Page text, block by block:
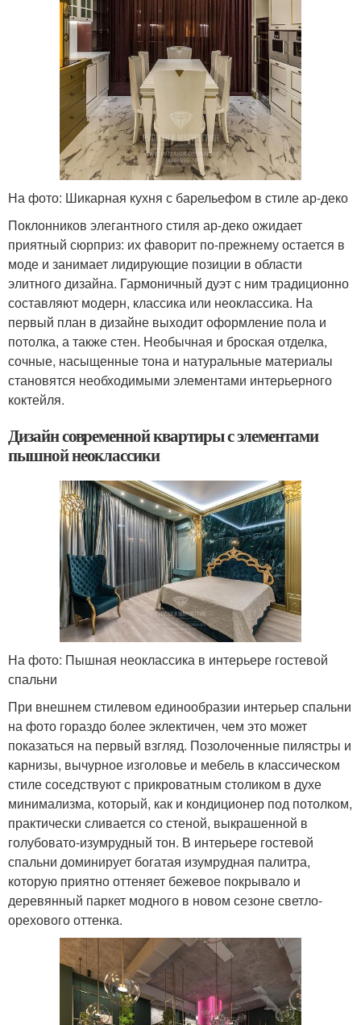
На фото: Шикарная кухня с барельефом в стиле ар-деко
Поклонников элегантного стиля ар-деко ожидает
приятный сюрприз: их фаворит по-прежнему остается в
моде и занимает лидирующие позиции в области
элитного дизайна. Гармоничный дуэт с ним традиционно
составляют модерн, классика или неоклассика. На
первый план в дизайне выходит оформление пола и
потолка, а также стен. Необычная и броская отделка,
сочные, насыщенные тона и натуральные материалы
становятся необходимыми элементами интерьерного
коктейля.
Дизайн современной квартиры с элементами
пышной неоклассики
На фото: Пышная неоклассика в интерьере гостевой
спальни
При внешнем стилевом единообразии интерьер спальни
на фото гораздо более эклектичен, чем это может
показаться на первый взгляд. Позолоченные пилястры и
карнизы, вычурное изголовье и мебель в классическом
стиле соседствуют с прикроватным столиком в духе
минимализма, который, как и кондиционер под потолком,
практически сливается со стеной, выкрашенной в
голубовато-изумрудный тон. В интерьере гостевой
спальни доминирует богатая изумрудная палитра,
которую приятно оттеняет бежевое покрывало и
деревянный паркет модного в новом сезоне светло-
орехового оттенка.